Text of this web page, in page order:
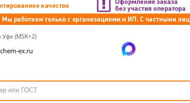
(MSK+2)
ex.ru